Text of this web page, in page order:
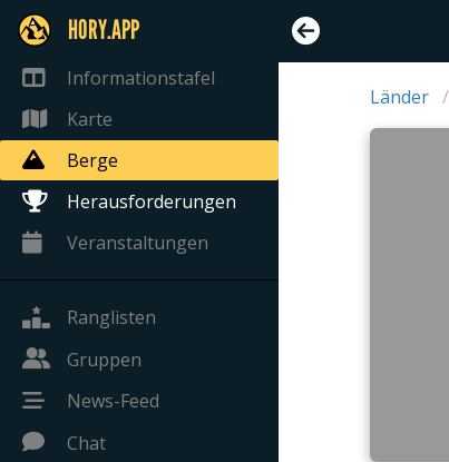
HORY.APP
Informationstafel
Karte
Berge
Herausforderungen
Veranstaltungen
Ranglisten
Gruppen
News-Feed
Chat
Länder